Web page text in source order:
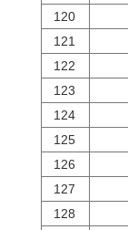
120
121
122
123
124
125
126
127
128